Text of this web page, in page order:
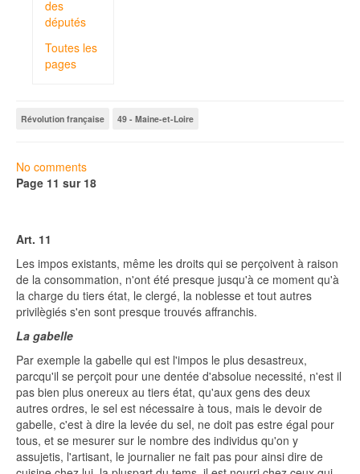
des
députés
Toutes les
pages
Révolution française 49 - Maine-et-Loire
No comments
Page 11 sur 18
Art. 11
Les impos existants, même les droits qui se perçoivent à raison
de la consommation, n'ont été presque jusqu'à ce moment qu'à
la charge du tiers état, le clergé, la noblesse et tout autres
privilègiés s'en sont presque trouvés affranchis.
La gabelle
Par exemple la gabelle qui est l'impos le plus desastreux,
parcqu'il se perçoit pour une dentée d'absolue necessité, n'est il
pas bien plus onereux au tiers état, qu'aux gens des deux
autres ordres, le sel est nécessaire à tous, mais le devoir de
gabelle, c'est à dire la levée du sel, ne doit pas estre égal pour
tous, et se mesurer sur le nombre des individus qu'on y
assujetis, l'artisant, le journalier ne fait pas pour ainsi dire de